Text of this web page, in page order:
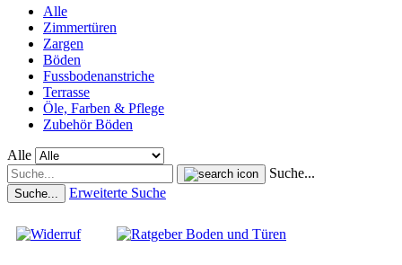
Alle
Zimmertüren
Zargen
Böden
Fussbodenanstriche
Terrasse
Öle, Farben & Pflege
Zubehör Böden
Alle
Suche...
Suche... Erweiterte Suche